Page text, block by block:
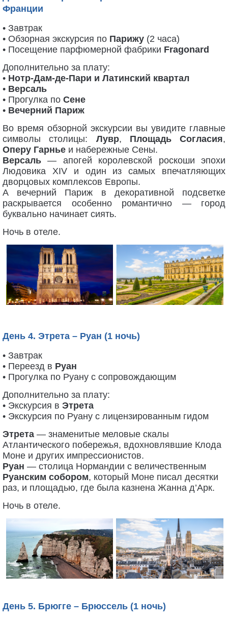
Франции
• Завтрак
• Обзорная экскурсия по Парижу (2 часа)
• Посещение парфюмерной фабрики Fragonard
Дополнительно за плату:
• Нотр-Дам-де-Пари и Латинский квартал
• Версаль
• Прогулка по Сене
• Вечерний Париж
Во время обзорной экскурсии вы увидите главные
символы столицы: Лувр, Площадь Согласия,
Оперу Гарнье и набережные Сены.
Версаль — апогей королевской роскоши эпохи
Людовика XIV и один из самых впечатляющих
дворцовых комплексов Европы.
А вечерний Париж в декоративной подсветке
раскрывается особенно романтично — город
буквально начинает сиять.
Ночь в отеле.
День 4. Этрета – Руан (1 ночь)
• Завтрак
• Переезд в Руан
• Прогулка по Руану с сопровождающим
Дополнительно за плату:
• Экскурсия в Этрета
• Экскурсия по Руану с лицензированным гидом
Этрета — знаменитые меловые скалы
Атлантического побережья, вдохновлявшие Клода
Моне и других импрессионистов.
Руан — столица Нормандии с величественным
Руанским собором, который Моне писал десятки
раз, и площадью, где была казнена Жанна д’Арк.
Ночь в отеле.
День 5. Брюгге – Брюссель (1 ночь)